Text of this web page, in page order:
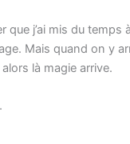
que j’ai mis du temps
Mais quand on y
là magie arrive.